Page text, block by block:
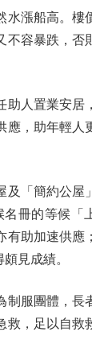
漲船高。樓
不容暴跌，否
助人置業安居
應，助年輕人
及「簡約公屋
冊的等候「
有助加速供應
見成績。
服團體，長
，足以自救